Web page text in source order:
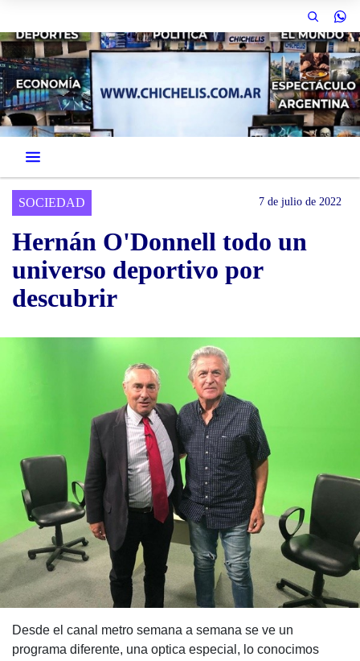
SOCIEDAD 7 de julio de 2022
Hernán O'Donnell todo un
universo deportivo por
descubrir
Desde el canal metro semana a semana se ve un
programa diferente, una optica especial, lo conocimos